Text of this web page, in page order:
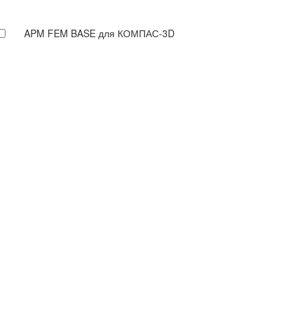
APM FEM BASE для КОМПАС-3D